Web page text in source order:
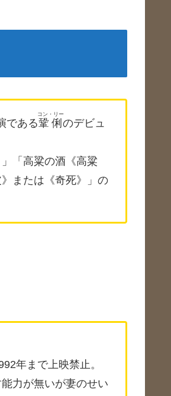
である鞏俐
コン・リー
のデビュ
「高粱の酒《高粱
または《奇死》」の
年まで上映禁止。
力が無いが妻のせい